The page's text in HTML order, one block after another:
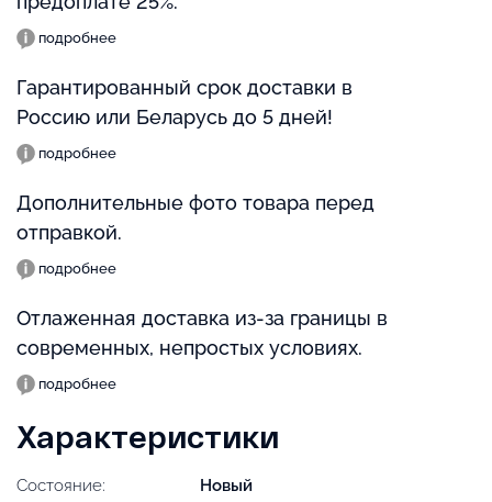
подробнее
Гарантированный срок доставки в
Россию или Беларусь до 5 дней!
подробнее
Дополнительные фото товара перед
отправкой.
подробнее
Отлаженная доставка из-за границы в
современных, непростых условиях.
подробнее
Характеристики
Состояние:
Новый